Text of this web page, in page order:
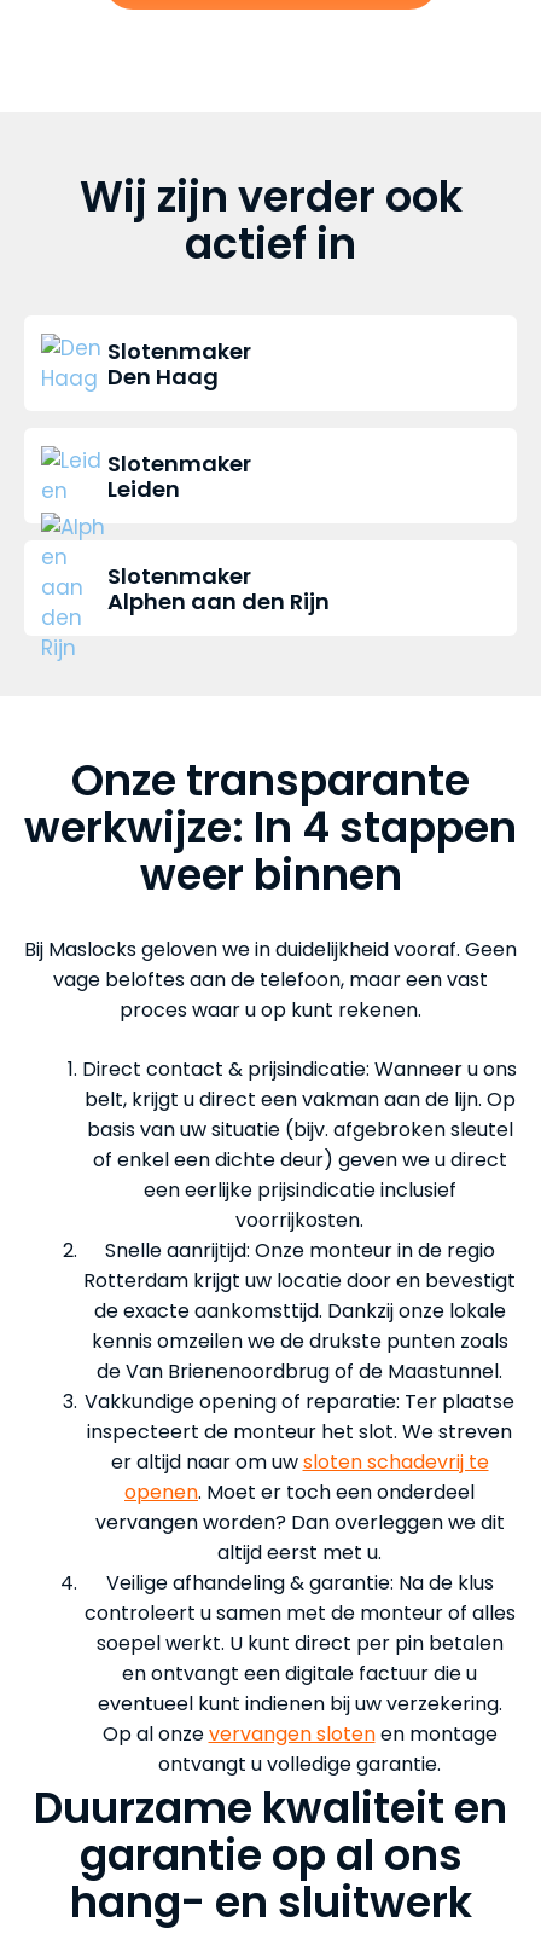
Wij zijn verder ook
actief in
Slotenmaker
Den Haag
Slotenmaker
Leiden
Slotenmaker
Alphen aan den Rijn
Onze transparante
werkwijze: In 4 stappen
weer binnen
Bij Maslocks geloven we in duidelijkheid vooraf. Geen
vage beloftes aan de telefoon, maar een vast
proces waar u op kunt rekenen.
Direct contact & prijsindicatie: Wanneer u ons
belt, krijgt u direct een vakman aan de lijn. Op
basis van uw situatie (bijv. afgebroken sleutel
of enkel een dichte deur) geven we u direct
een eerlijke prijsindicatie inclusief
voorrijkosten.
Snelle aanrijtijd: Onze monteur in de regio
Rotterdam krijgt uw locatie door en bevestigt
de exacte aankomsttijd. Dankzij onze lokale
kennis omzeilen we de drukste punten zoals
de Van Brienenoordbrug of de Maastunnel.
Vakkundige opening of reparatie: Ter plaatse
inspecteert de monteur het slot. We streven
er altijd naar om uwsloten schadevrij te
openen. Moet er toch een onderdeel
vervangen worden? Dan overleggen we dit
altijd eerst met u.
Veilige afhandeling & garantie: Na de klus
controleert u samen met de monteur of alles
soepel werkt. U kunt direct per pin betalen
en ontvangt een digitale factuur die u
eventueel kunt indienen bij uw verzekering.
Op al onzevervangen slotenen montage
ontvangt u volledige garantie.
Duurzame kwaliteit en
garantie op al ons
hang- en sluitwerk